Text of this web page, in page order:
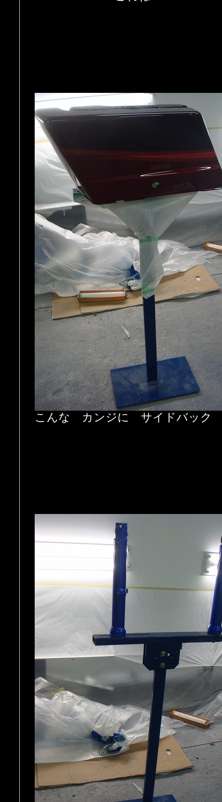
こんな カンジに サイドバック